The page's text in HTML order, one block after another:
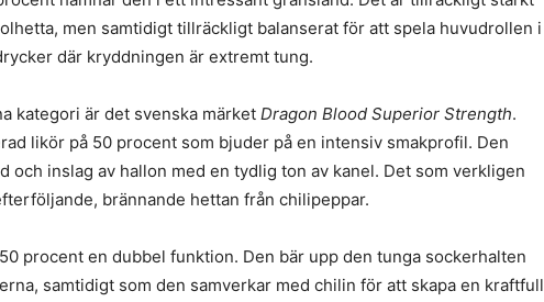
men samtidigt tillräckligt balanserat för att spela huvudrollen i
där kryddningen är extremt tung.
kategori är det svenska märket Dragon Blood Superior Strength.
likör på 50 procent som bjuder på en intensiv smakprofil. Den
och inslag av hallon med en tydlig ton av kanel. Det som verkligen
brännande hettan från chilipeppar.
procent en dubbel funktion. Den bär upp den tunga sockerhalten
samtidigt som den samverkar med chilin för att skapa en kraftfull